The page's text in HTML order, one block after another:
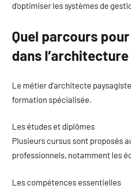
d’optimiser les systèmes de
Quel parcours
dans
Le métier d’architecte
formation spécialisée.
Les études et diplômes
Plusieurs cursus sont proposés
professionnels, notamment les
Les compétences essentielles